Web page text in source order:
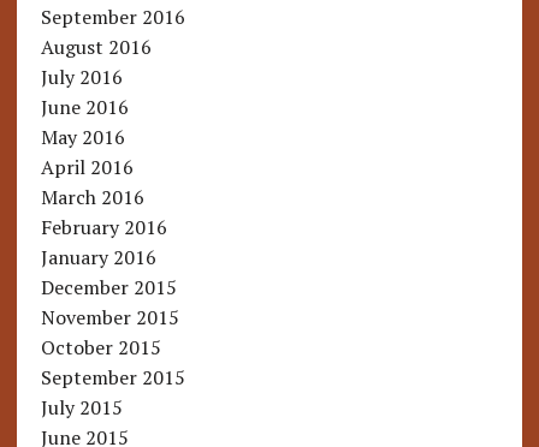
September 2016
August 2016
July 2016
June 2016
May 2016
April 2016
March 2016
February 2016
January 2016
December 2015
November 2015
October 2015
September 2015
July 2015
June 2015